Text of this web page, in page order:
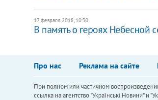
17 февраля 2018, 10:30
​В память о героях Небесной
Про нас Реклама на сайте
При полном или частичном
ссылка на агентство "Українськi Новини" и